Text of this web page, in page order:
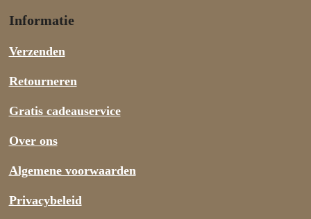
Informatie
Verzenden
Retourneren
Gratis cadeauservice
Over ons
Algemene voorwaarden
Privacybeleid